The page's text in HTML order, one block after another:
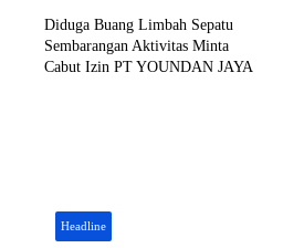
Diduga Buang Limbah Sepatu
Sembarangan Aktivitas Minta
Cabut Izin PT YOUNDAN JAYA
Headline